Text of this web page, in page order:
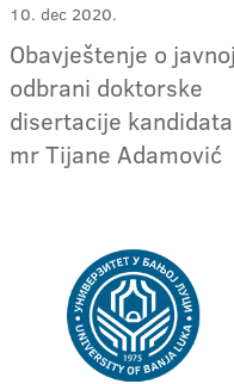
10. dec 2020.
Obavještenje o javnoj
odbrani doktorske
disertacije kandidata
mr Tijane Adamović